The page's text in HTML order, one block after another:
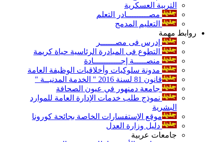
التربية العسكرية
مصـــــــــادر التعلم
التعليم المدمج
روابط مهمة
إدرس فى مصــــــر
التطوع فى المبادرة الرئاسية حياة كريمة
منصـــــة إجـــــــــــادة
مدونة سلوكيات وأخلاقيات الوظيفة العامة
قانون 81 لسنة 2016 " الخدمة المدنيــة "
جامعة دمنهور في عيون الصحافة
نموذج طلب خدمات الإدارة العامة للموارد
البشرية
موقع الإستفسارات الخاصة بجائحة كورونا
دليل وزارة العدل
جامعات عربية